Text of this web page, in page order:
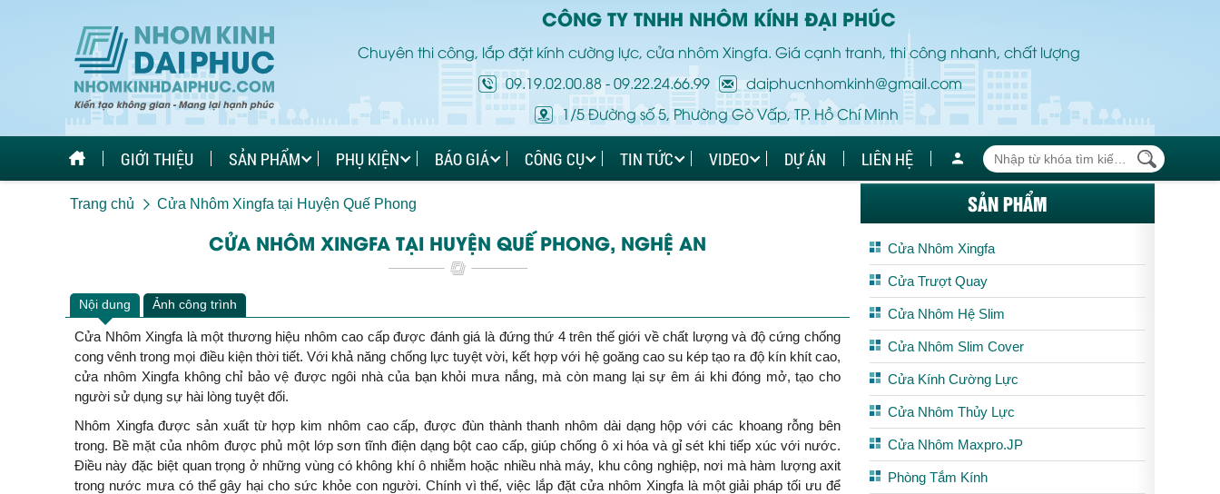
CÔNG TY TNHH NHÔM KÍNH ĐẠI PHÚC
Chuyên thi công, lắp đặt kính cường lực, cửa nhôm Xingfa. Giá cạnh tranh, thi công nhanh, chất lượng
09.19.02.00.88-09.22.24.66.99
daiphucnhomkinh@gmail.com
1/5 Đường số 5, Phường Gò Vấp, TP. Hồ Chí Minh
GIỚI THIỆU SẢN PHẨM PHỤ KIỆN BÁO GIÁ CÔNG CỤ TIN TỨC VIDEO DỰ ÁN LIÊN HỆ
Trang chủ Cửa Nhôm Xingfa tại Huyện Quế Phong
CỬA NHÔM XINGFA TẠI HUYỆN QUẾ PHONG, NGHỆ AN
Nội dung Ảnh công trình
Cửa Nhôm Xingfa là một thương hiệu nhôm cao cấp được đánh giá là đứng thứ 4 trên thế giới về chất lượng và độ cứng chống
cong vênh trong mọi điều kiện thời tiết. Với khả năng chống lực tuyệt vời, kết hợp với hệ goăng cao su kép tạo ra độ kín khít cao,
cửa nhôm Xingfa không chỉ bảo vệ được ngôi nhà của bạn khỏi mưa nắng, mà còn mang lại sự êm ái khi đóng mở, tạo cho
người sử dụng sự hài lòng tuyệt đối.
Nhôm Xingfa được sản xuất từ hợp kim nhôm cao cấp, được đùn thành thanh nhôm dài dạng hộp với các khoang rỗng bên
trong. Bề mặt của nhôm được phủ một lớp sơn tĩnh điện dạng bột cao cấp, giúp chống ô xi hóa và gỉ sét khi tiếp xúc với nước.
Điều này đặc biệt quan trọng ở những vùng có không khí ô nhiễm hoặc nhiều nhà máy, khu công nghiệp, nơi mà hàm lượng axit
trong nước mưa có thể gây hại cho sức khỏe con người. Chính vì thế, việc lắp đặt cửa nhôm Xingfa là một giải pháp tối ưu để
SẢN PHẨM
Cửa Nhôm Xingfa
Cửa Trượt Quay
Cửa Nhôm Hệ Slim
Cửa Nhôm Slim Cover
Cửa Kính Cường Lực
Cửa Nhôm Thủy Lực
Cửa Nhôm Maxpro.JP
Phòng Tắm Kính